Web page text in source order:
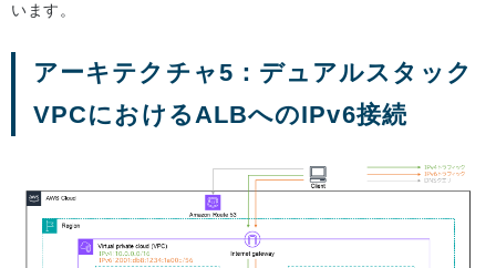
います。
アーキテクチャ5：デュアルスタック
VPCにおけるALBへのIPv6接続